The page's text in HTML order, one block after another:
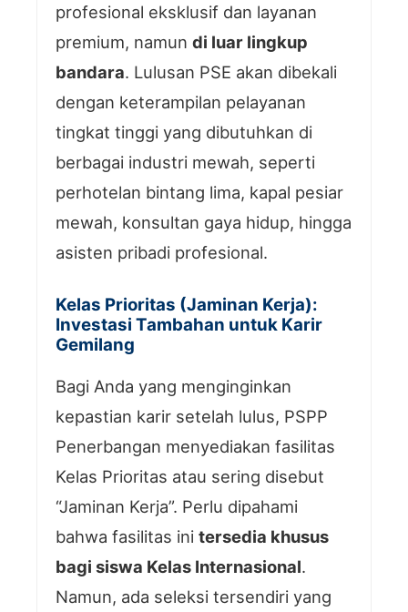
profesional eksklusif dan layanan
premium, namun di luar lingkup
bandara. Lulusan PSE akan dibekali
dengan keterampilan pelayanan
tingkat tinggi yang dibutuhkan di
berbagai industri mewah, seperti
perhotelan bintang lima, kapal pesiar
mewah, konsultan gaya hidup, hingga
asisten pribadi profesional.
Kelas Prioritas (Jaminan Kerja):
Investasi Tambahan untuk Karir
Gemilang
Bagi Anda yang menginginkan
kepastian karir setelah lulus, PSPP
Penerbangan menyediakan fasilitas
Kelas Prioritas atau sering disebut
“Jaminan Kerja”. Perlu dipahami
bahwa fasilitas ini tersedia khusus
bagi siswa Kelas Internasional.
Namun, ada seleksi tersendiri yang